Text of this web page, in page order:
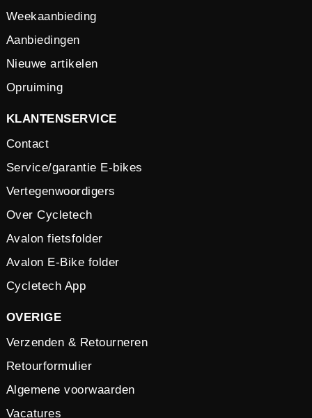
Weekaanbieding
Aanbiedingen
Nieuwe artikelen
Opruiming
KLANTENSERVICE
Contact
Service/garantie E-bikes
Vertegenwoordigers
Over Cycletech
Avalon fietsfolder
Avalon E-Bike folder
Cycletech App
OVERIGE
Verzenden & Retourneren
Retourformulier
Algemene voorwaarden
Vacatures